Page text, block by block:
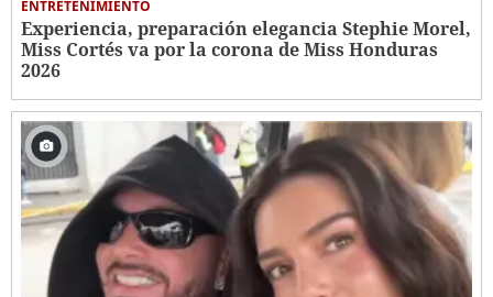
ENTRETENIMIENTO
Experiencia, preparación elegancia Stephie Morel,
Miss Cortés va por la corona de Miss Honduras
2026